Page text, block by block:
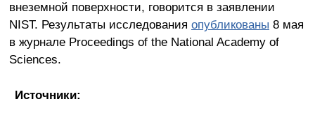
внеземной поверхности, говорится в заявлении
NIST. Результаты исследования опубликованы 8 мая
в журнале Proceedings of the National Academy of
Sciences.
Источники: